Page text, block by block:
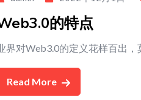
的特点
界对Web3.0的定义花样百出
Read More